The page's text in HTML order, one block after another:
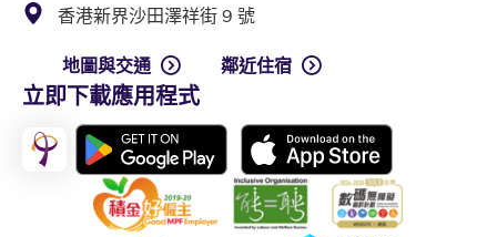
香港新界沙田澤祥街 9 號
地圖與交通 鄰近住宿
立即下載應用程式